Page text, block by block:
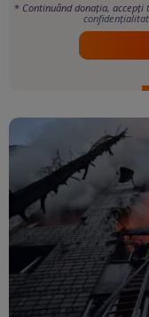
* Continuând donația, accepți